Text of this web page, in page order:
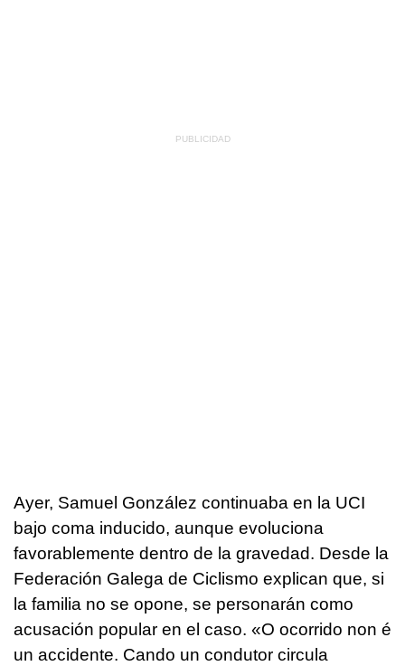
Ayer, Samuel González continuaba en la UCI
bajo coma inducido, aunque evoluciona
favorablemente dentro de la gravedad. Desde la
Federación Galega de Ciclismo explican que, si
la familia no se opone, se personarán como
acusación popular en el caso. «O ocorrido non é
un accidente. Cando un condutor circula